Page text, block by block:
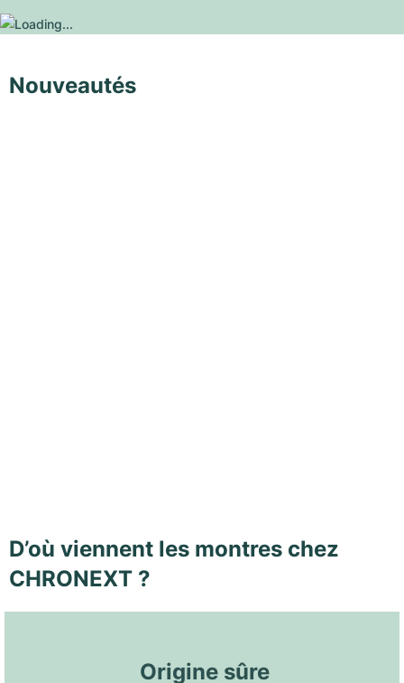
Nouveautés
D’où viennent les montres chez
CHRONEXT ?
Origine sûre